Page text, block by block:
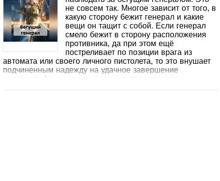
не совсем так. Многое зависит от того, в
какую сторону бежит генерал и какие
вещи он тащит с собой. Если генерал
смело бежит в сторону расположения
противника, да при этом ещё
постреливает по позиции врага из
автомата или своего личного пистолета, то это внушает
подчиненным надежду на удачное завершение
сражения. А уж если генерал имеет репутацию